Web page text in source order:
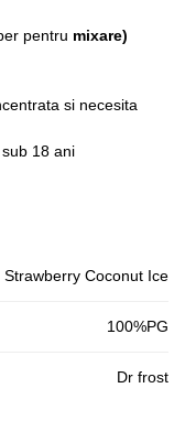
pentru mixare)
si necesita
18 ani
Strawberry Coconut Ice
100%PG
Dr frost